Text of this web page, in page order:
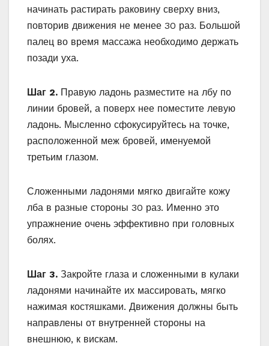
начинать растирать раковину сверху вниз,
повторив движения не менее 30 раз. Большой
палец во время массажа необходимо держать
позади уха.
Шаг 2. Правую ладонь разместите на лбу по
линии бровей, а поверх нее поместите левую
ладонь. Мысленно сфокусируйтесь на точке,
расположенной меж бровей, именуемой
третьим глазом.
Сложенными ладонями мягко двигайте кожу
лба в разные стороны 30 раз. Именно это
упражнение очень эффективно при головных
болях.
Шаг 3. Закройте глаза и сложенными в кулаки
ладонями начинайте их массировать, мягко
нажимая костяшками. Движения должны быть
направлены от внутренней стороны на
внешнюю, к вискам.